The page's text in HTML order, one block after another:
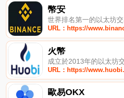
幣安
世界排名第一的以太坊
URL：https://
火幣
成立於2013年的以太坊
URL：https://
歐易OKX